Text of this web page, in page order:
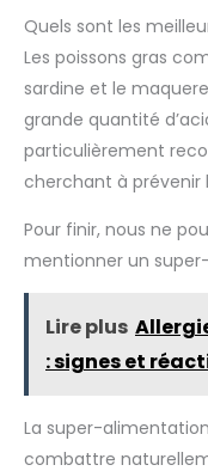
Quels sont les
Les poissons gras
sardine et le
grande quantité
particulièrement
cherchant à prévenir
Pour finir, nous ne
mentionner un
Lire plus
: signes et
La super-
combattre